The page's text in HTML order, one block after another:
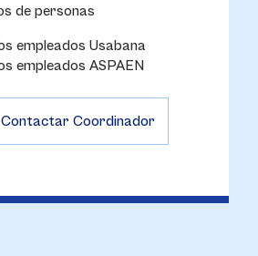
de personas
empleados Usabana
empleados ASPAEN
Contactar Coordinador